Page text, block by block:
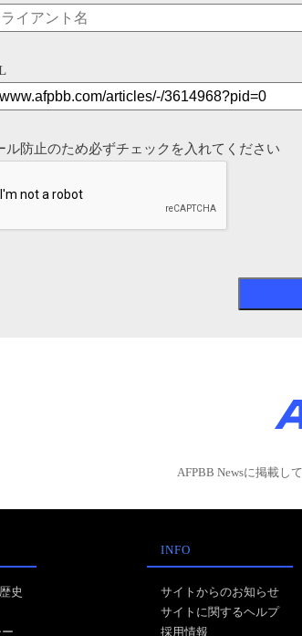
ル防止のため必ずチェックを入れてください
AFPBB Newsに掲載し
史
INFO
サイトからのお知らせ
サイトに関するヘルプ
採用情報